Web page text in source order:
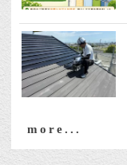
more...